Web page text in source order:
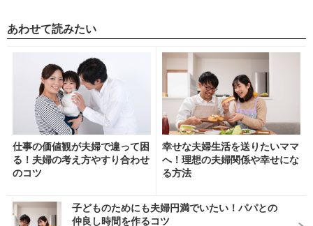
あわせて読みたい
仕事の価値観が夫婦で違って困
る！夫婦の考え方やすり合わせ
のコツ
幸せな夫婦生活を送りたいママ
へ！理想の夫婦関係や幸せにな
る方法
子どものためにも夫婦円満でいたい！パパとの
仲良し時間を作るコツ